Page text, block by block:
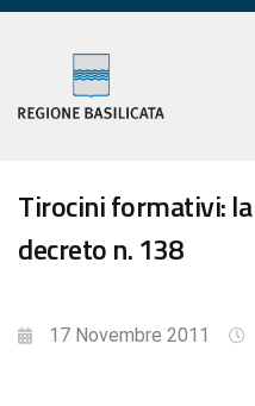
Tirocini formativi:
decreto n. 138
17 Novembre 2011